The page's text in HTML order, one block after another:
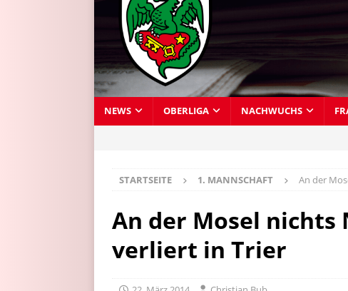
NEWS OBERLIGA NACHWUCHS
STARTSEITE 1. MANNSCHAFT An der
An der Mosel nichts
verliert in Trier